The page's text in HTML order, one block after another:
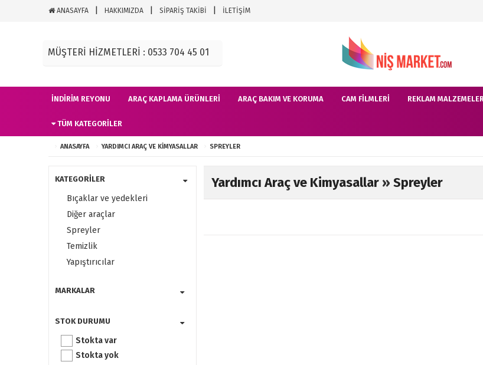
ANASAYFA HAKKIMIZDA SİPARİŞ TAKİBİ İLETİŞİM
MÜŞTERİ HİZMETLERİ : 0533 704 45 01
İNDIRIM REYONU ARAÇ KAPLAMA ÜRÜNLERI ARAÇ BAKIM VE KORUMA CAM FILMLERI REKLAM
TÜM KATEGORILER
ANASAYFA YARDIMCI ARAÇ VE KIMYASALLAR SPREYLER
KATEGORİLER
Bıçaklar ve yedekleri
Diğer araçlar
Spreyler
Temizlik
Yapıştırıcılar
MARKALAR
STOK DURUMU
Stokta var
Stokta yok
Yardımcı Araç ve Kimyasallar » Spreyler